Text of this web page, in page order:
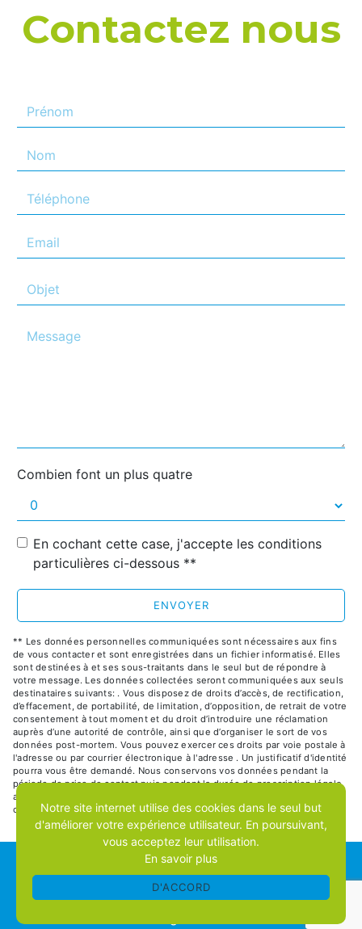
Contactez nous
Combien font un plus quatre
En cochant cette case, j'accepte les conditions
particulières ci-dessous **
ENVOYER
** Les données personnelles communiquées sont nécessaires aux fins
de vous contacter et sont enregistrées dans un fichier informatisé. Elles
sont destinées à et ses sous-traitants dans le seul but de répondre à
votre message. Les données collectées seront communiquées aux seuls
destinataires suivants: . Vous disposez de droits d’accès, de rectification,
d’effacement, de portabilité, de limitation, d’opposition, de retrait de votre
consentement à tout moment et du droit d’introduire une réclamation
auprès d’une autorité de contrôle, ainsi que d’organiser le sort de vos
données post-mortem. Vous pouvez exercer ces droits par voie postale à
l'adresse ou par courrier électronique à l'adresse . Un justificatif d'identité
pourra vous être demandé. Nous conservons vos données pendant la
période de prise de contact puis pendant la durée de prescription légale
aux fins probatoires et de gestion des contentieux. Consultez le site
cnil.fr pour plus d’informations sur vos droits.
RECHERCHES FRÉQUENTES
©Vistalid- 2026 - Tous droits réservés -Mentions
Notre site internet utilise des cookies dans le seul but
d'améliorer votre expérience utilisateur. En poursuivant,
vous acceptez leur utilisation.
En savoir plus
D'ACCORD